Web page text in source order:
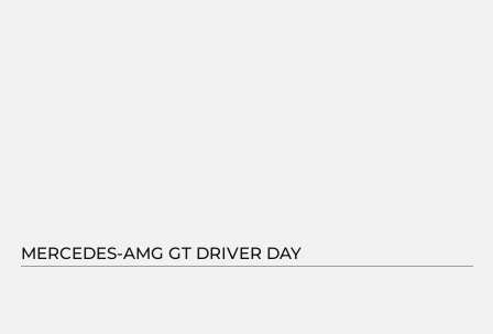
MERCEDES-AMG GT DRIVER DAY